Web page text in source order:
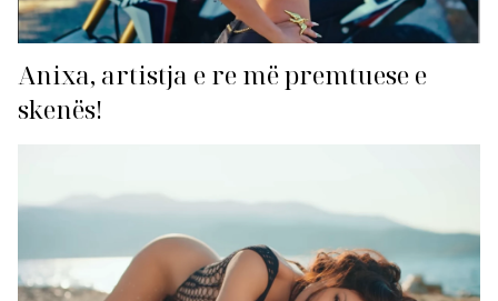
Anixa, artistja e re më premtuese e
skenës!